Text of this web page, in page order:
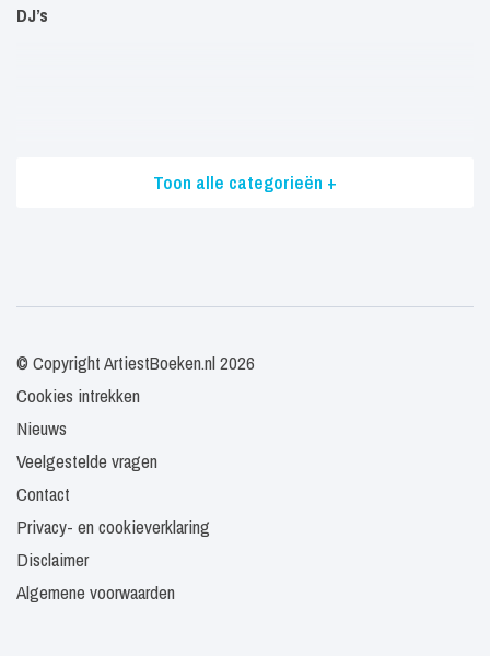
DJ’s
Toon alle categorieën +
© Copyright ArtiestBoeken.nl 2026
Cookies intrekken
Nieuws
Veelgestelde vragen
Contact
Privacy- en cookieverklaring
Disclaimer
Algemene voorwaarden